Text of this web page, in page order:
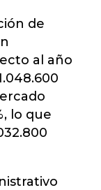
de
al año
lo que